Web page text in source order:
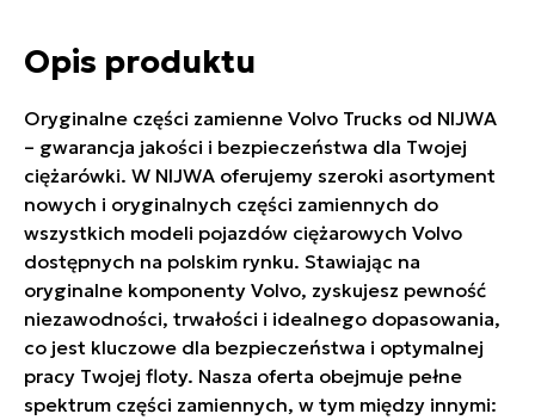
Opis produktu
Oryginalne części zamienne Volvo Trucks od NIJWA
– gwarancja jakości i bezpieczeństwa dla Twojej
ciężarówki. W NIJWA oferujemy szeroki asortyment
nowych i oryginalnych części zamiennych do
wszystkich modeli pojazdów ciężarowych Volvo
dostępnych na polskim rynku. Stawiając na
oryginalne komponenty Volvo, zyskujesz pewność
niezawodności, trwałości i idealnego dopasowania,
co jest kluczowe dla bezpieczeństwa i optymalnej
pracy Twojej floty. Nasza oferta obejmuje pełne
spektrum części zamiennych, w tym między innymi: